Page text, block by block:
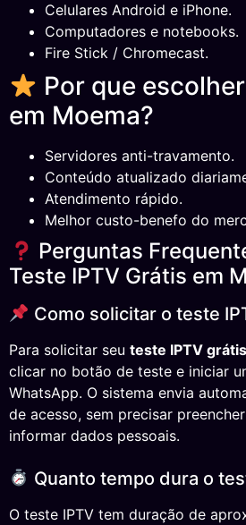
Celulares Android e iPhone.
Computadores e notebooks.
Fire Stick / Chromecast.
Por que
em Moema?
Servidores anti-travamento.
Conteúdo atualizado
Atendimento rápido.
Melhor custo-benefo do
Perguntas
Teste IPTV Grátis em
Como solicitar o teste
Para solicitar seu teste IPTV
clicar no botão de teste e iniciar
WhatsApp. O sistema envia
de acesso, sem precisar
informar dados pessoais.
Quanto tempo dura o
O teste IPTV tem duração de